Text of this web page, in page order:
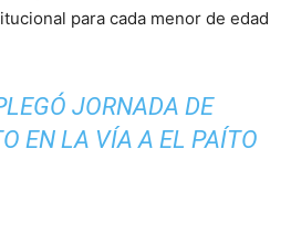
para cada menor de edad
JORNADA DE
EN LA VÍA A EL PAÍTO